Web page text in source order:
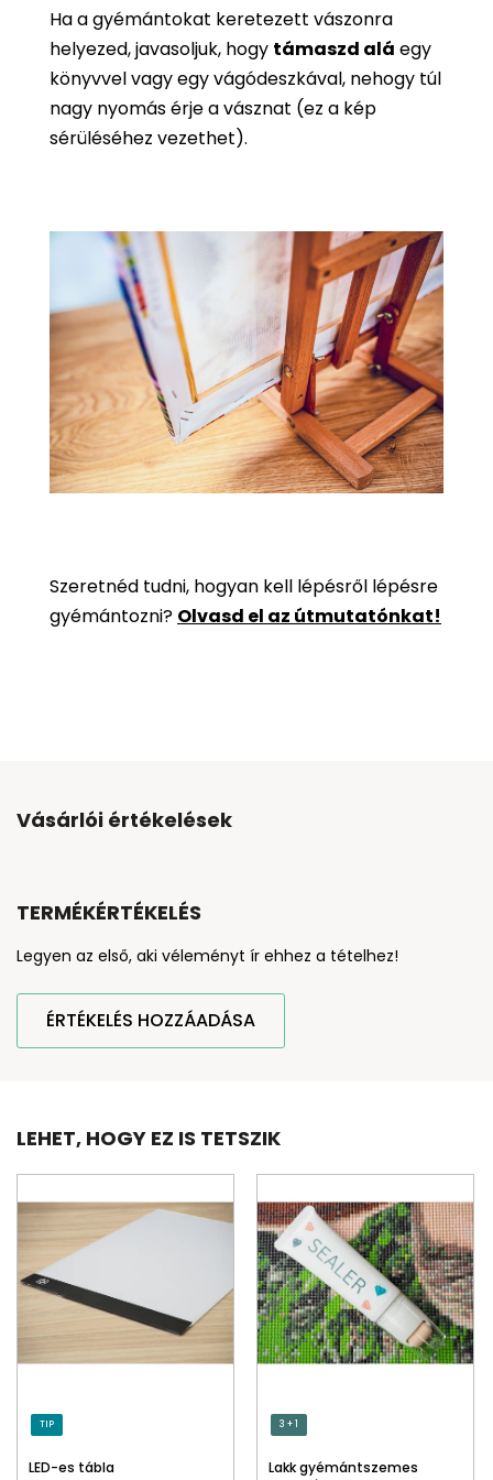
Ha a gyémántokat keretezett vászonra
helyezed, javasoljuk, hogy támaszd alá egy
könyvvel vagy egy vágódeszkával, nehogy túl
nagy nyomás érje a vásznat (ez a kép
sérüléséhez vezethet).
Szeretnéd tudni, hogyan kell lépésről lépésre
gyémántozni? Olvasd el az útmutatónkat!
Vásárlói értékelések
TERMÉKÉRTÉKELÉS
Legyen az első, aki véleményt ír ehhez a tételhez!
ÉRTÉKELÉS HOZZÁADÁSA
LEHET, HOGY EZ IS TETSZIK
TIP
LED-es tábla
3 + 1
Lakk gyémántszemes